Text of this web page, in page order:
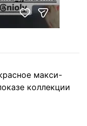
макси-
коллекции